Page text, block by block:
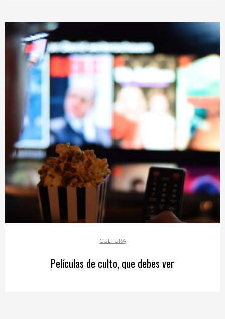
CULTURA
Películas de culto, que debes ver